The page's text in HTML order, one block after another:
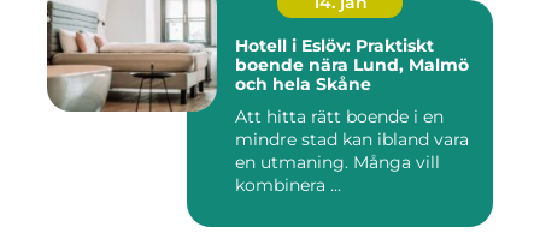
Hotell i Eslöv: Praktiskt
boende nära Lund, Malmö
och hela Skåne
Att hitta rätt boende i en
mindre stad kan ibland vara
en utmaning. Många vill
kombinera ...